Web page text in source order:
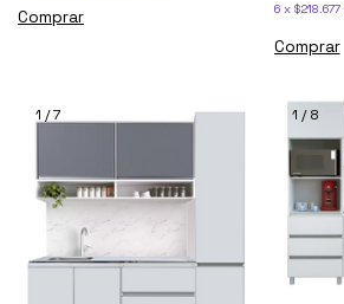
6 x $218.677
1 /7 1 /8